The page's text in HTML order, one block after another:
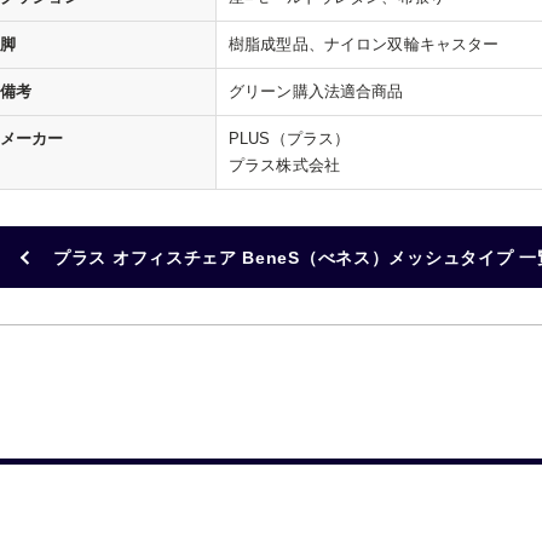
脚 樹脂成型品、ナイロン双輪キャスター
備考 グリーン購入法適合商品
メーカー
PLUS（プラス）
プラス株式会社
プラス オフィスチェア BeneS（べネス）メッシュタイプ 一